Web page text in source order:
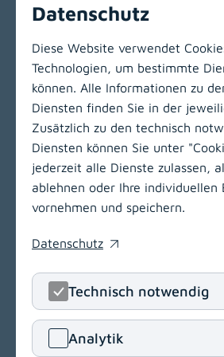
Kontakt
Zur Hauptnavigation
Klinikum Klagenfurt am
9020 Klagenfurt am Wörthersee
T+43 463 538-0
klinikum.klagenfurt[at]kabeg
Navigation
(opens in a new window)
Datenschutz
Diese Website verwendet
Technologien, um bestimmte
können. Alle Informationen zu
Diensten finden Sie in der
Zusätzlich zu den technisch
Diensten können Sie unter
jederzeit alle Dienste zulassen,
ablehnen oder Ihre individuellen
vornehmen und speichern.
Datenschutz
(opens in a new window)
Technisch notwendig
Analytik